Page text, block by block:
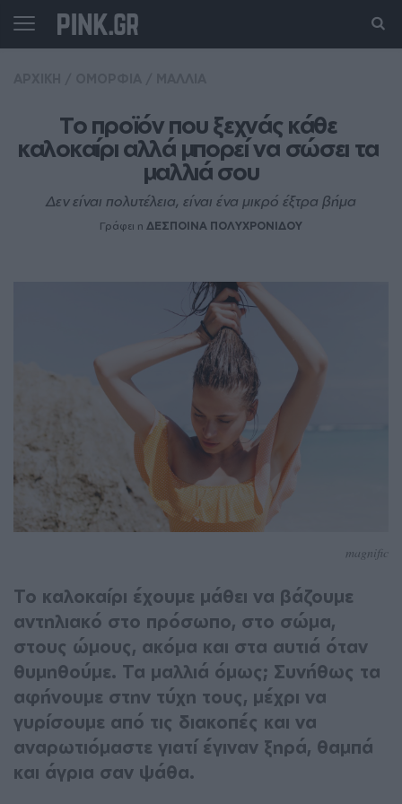
Το προϊόν που ξεχνάς κάθε
καλοκαίρι αλλά μπορεί να σώσει τα
μαλλιά σου
Δεν είναι πολυτέλεια, είναι ένα μικρό έξτρα βήμα
Γράφει η ΔΕΣΠΟΙΝΑ ΠΟΛΥΧΡΟΝΙΔΟΥ
magnific
Το καλοκαίρι έχουμε μάθει να βάζουμε
αντηλιακό στο πρόσωπο, στο σώμα,
στους ώμους, ακόμα και στα αυτιά όταν
θυμηθούμε. Τα μαλλιά όμως; Συνήθως τα
αφήνουμε στην τύχη τους, μέχρι να
γυρίσουμε από τις διακοπές και να
αναρωτιόμαστε γιατί έγιναν ξηρά, θαμπά
και άγρια σαν ψάθα.